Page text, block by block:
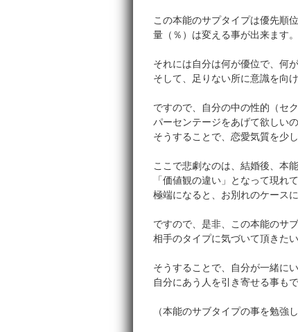
この本能のサプタイプは優先順
量（％）は変える事が出来ます。
それには自分は何が優位で、何
そして、足りない所に意識を向
ですので、自分の中の性的（セ
パーセンテージをあげて欲しいの
そうすることで、恋愛気質を少
ここで悲劇なのは、結婚後、本
「価値観の違い」となって現れ
極端になると、お別れのケース
ですので、是非、この本能のサ
相手のタイプに気づいて頂きたい
そうすることで、自分が一緒に
自分にあう人を引き寄せる事も
（本能のサブタイプの事を勉強